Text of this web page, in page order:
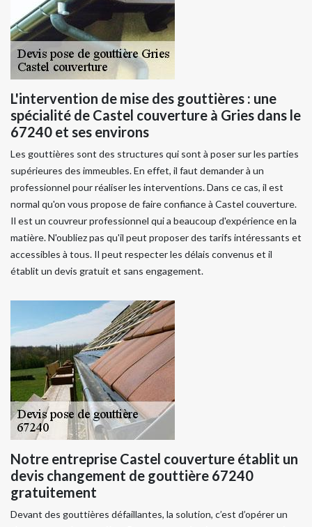
L'intervention de mise des gouttières : une
spécialité de Castel couverture à Gries dans le
67240 et ses environs
Les gouttières sont des structures qui sont à poser sur les parties
supérieures des immeubles. En effet, il faut demander à un
professionnel pour réaliser les interventions. Dans ce cas, il est
normal qu'on vous propose de faire confiance à Castel couverture.
Il est un couvreur professionnel qui a beaucoup d'expérience en la
matière. N'oubliez pas qu'il peut proposer des tarifs intéressants et
accessibles à tous. Il peut respecter les délais convenus et il
établit un devis gratuit et sans engagement.
Notre entreprise Castel couverture établit un
devis changement de gouttière 67240
gratuitement
Devant des gouttières défaillantes, la solution, c’est d’opérer un